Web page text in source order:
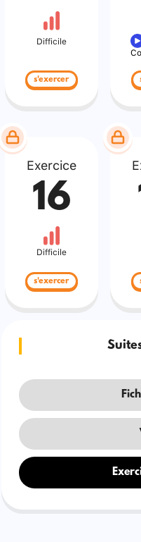
Difficile
s'exercer
Exercice
16
Difficile
s'exercer